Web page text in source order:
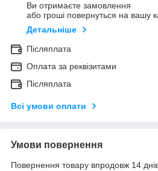
Ви отримаєте замовлення
або гроші повернуться на вашу
Детальніше
Післяплата
Оплата за реквізитами
Післяплата
Всі умови оплати
Умови повернення
Повернення товару впродовж 14